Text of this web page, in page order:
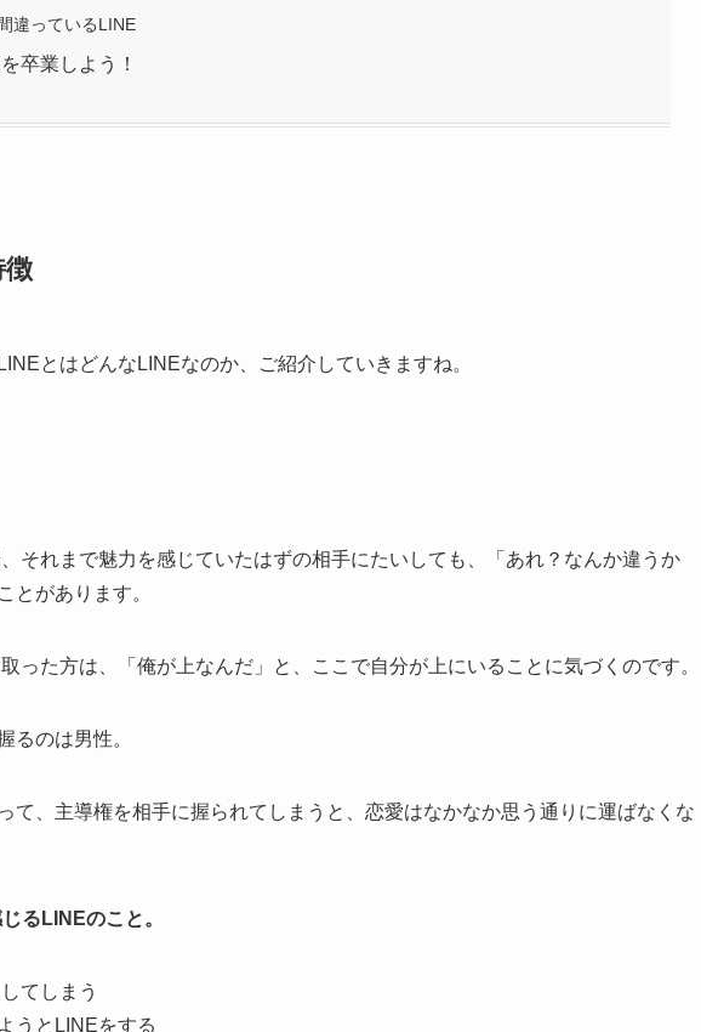
違っているLINE
卒業しよう！
とはどんなLINEなのか、ご紹介していきますね。
それまで魅力を感じていたはずの相手にたいしても、「あれ？なんか違うか
とがあります。
った方は、「俺が上なんだ」と、ここで自分が上にいることに気づくのです。
るのは男性。
て、主導権を相手に握られてしまうと、恋愛はなかなか思う通りに運ばなくな
るLINEのこと。
てしまう
うとLINEをする